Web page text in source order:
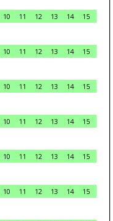
10 11 12 13 14
15
10 11 12 13 14
15
10 11 12 13 14
15
10 11 12 13 14
15
10 11 12 13 14
15
10 11 12 13 14
15